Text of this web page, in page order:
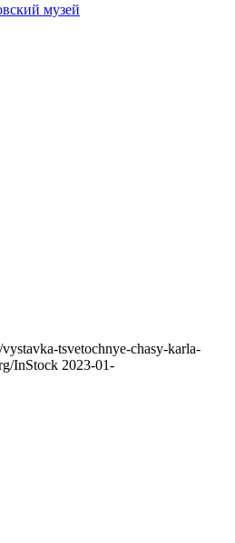
музей
tsvetochnye-chasy-karla-
InStock 2023-01-